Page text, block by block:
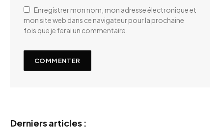
Enregistrer mon nom, mon adresse électronique et
mon site web dans ce navigateur pour la prochaine
fois que je ferai un commentaire.
Derniers articles :